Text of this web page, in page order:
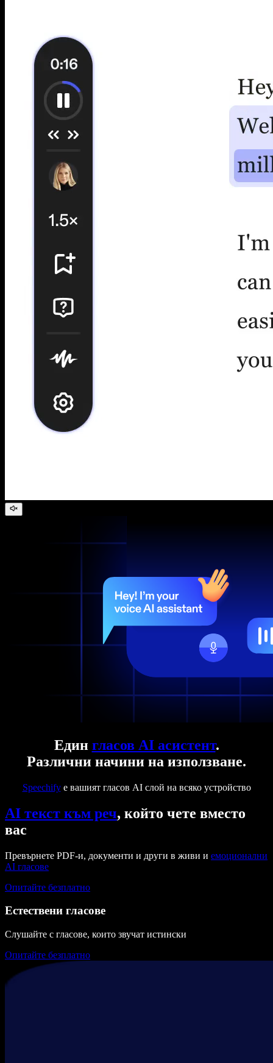
Един гласов AI асистент.
Различни начини на използване.
Speechifyе вашият гласов AI слой на всяко устройство
AI текст към реч, който чете вместо
вас
Превърнете PDF-и, документи и други в живи и емоционални
AI гласове
Опитайте безплатно
Естествени гласове
Слушайте с гласове, които звучат истински
Опитайте безплатно